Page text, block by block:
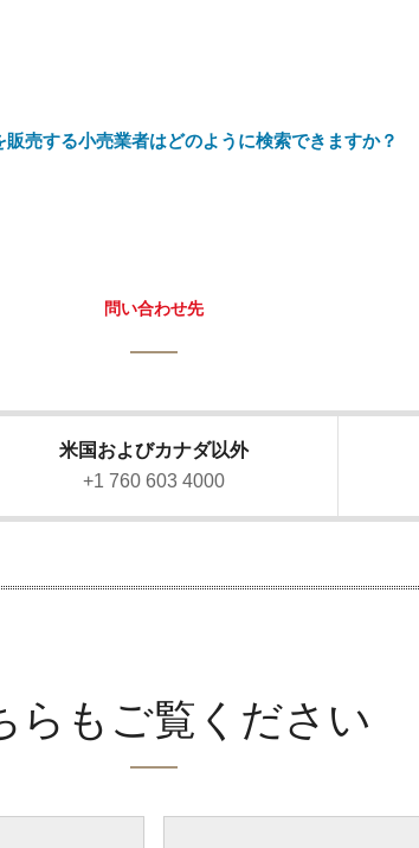
売する小売業者はどのように検索できますか？
問い合わせ先
米国およびカナダ以外
+1 760 603 4000
らもご覧ください